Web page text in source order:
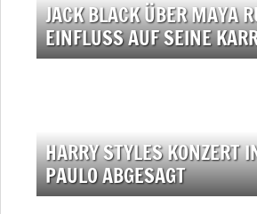
JACK BLACK ÜBER MAYA
EINFLUSS AUF SEINE
HARRY STYLES KONZERT
PAULO ABGESAGT